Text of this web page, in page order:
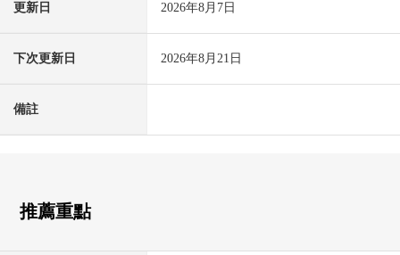
更新日 2026年8月7日
下次更新日 2026年8月21日
備註
推薦重點